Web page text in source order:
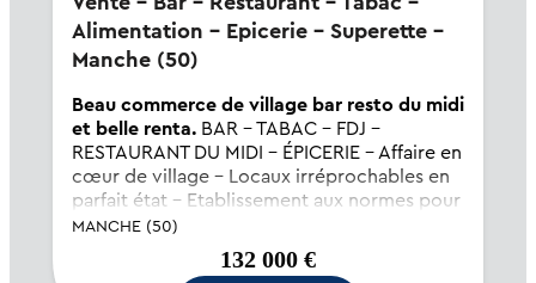
Alimentation - Epicerie - Superette -
Manche (50)
Beau commerce de village bar resto du midi
et belle renta.BAR - TABAC - FDJ -
RESTAURANT DU MIDI - ÉPICERIE - Affaire en
cœur de village - Locaux irréprochables en
parfait état - Etablissement aux normes pour
personnes à mobilité réduite - Salle pouvant
recevoir 60 couverts - Terrasse de 30 places
MANCHE (50)
132 000 €